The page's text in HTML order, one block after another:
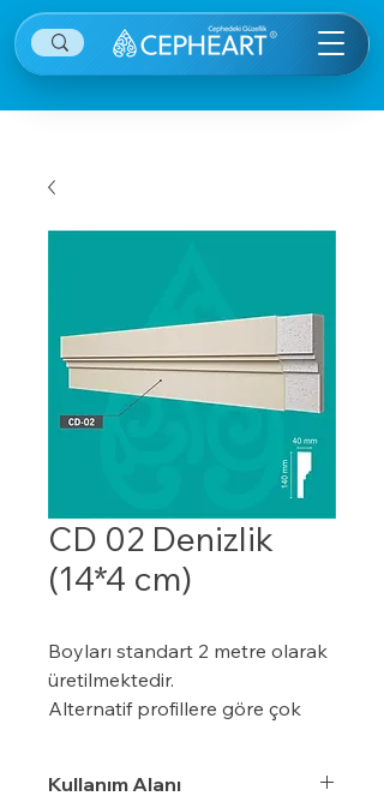
CD 02 Denizlik
(14*4 cm)
Boyları standart 2 metre olarak
üretilmektedir.
Alternatif profillere göre çok
yumuşama ve sarkma yapmaz.
Kullanım Alanı